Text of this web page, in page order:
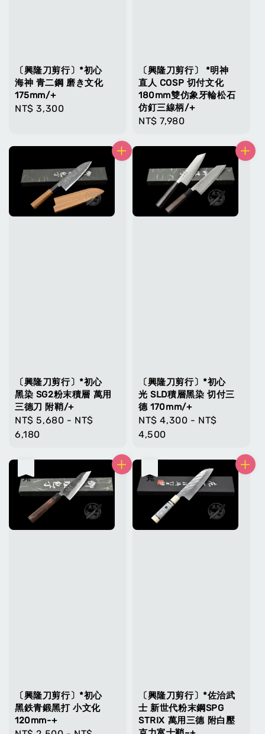
〔興隆刀剪行〕*初心
海神 青二鋼 磨き文化
175mm/+
Regular
NT$ 3,300
〔興隆刀剪行〕 *明神
直人 COSP 切付文化
180mm雙仿象牙輪松石
仿釘三線柄/+
Regular
NT$ 7,980
〔興隆刀剪行〕*初心
黑染 SG2粉末積層 萬用
三德刀 附鞘/+
Regular
price
NT$ 5,680 - NT$
6,180
〔興隆刀剪行〕*初心
光 SLD積層黑染 切付三
德 170mm/+
Regular
price
NT$ 4,300 - NT$
4,500
〔興隆刀剪行〕*初心
黑鉄青鍛黑打 小文化
120mm-+
〔興隆刀剪行〕*佐治武
士 新世代粉末鋼SPG
STRIX 萬用三德 附白壓